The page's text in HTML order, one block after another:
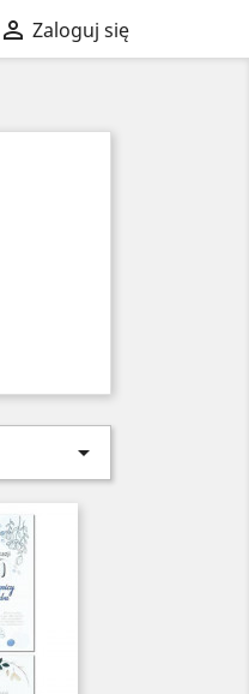
 Zaloguj się
